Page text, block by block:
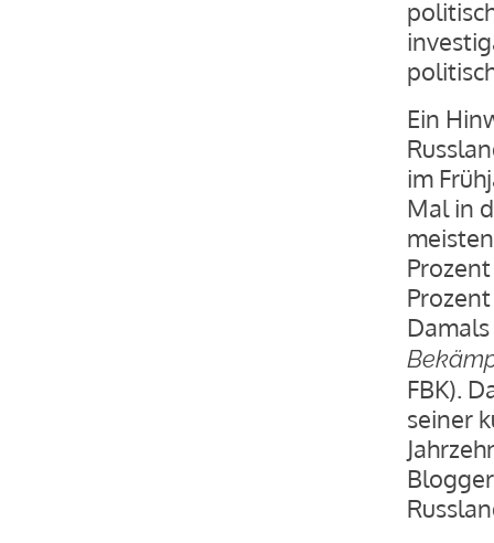
Ein
im
Mal in
FBK).
seiner